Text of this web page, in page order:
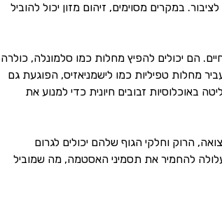
במקרים מסוימים, זיהום מזון יכול להוביל
הם יכולים להפיץ מחלות כמו סלמונלה, כולרה
מחלות טפיליות כמו לישמניאזיס, הפוגעת גם
באוכלוסיות זבובים חיונית כדי למנוע את
הרוק וחלקי הגוף שלהם יכולים לגרום
עלולה להחמיר את תסמיני האסטמה, מה שמוביל